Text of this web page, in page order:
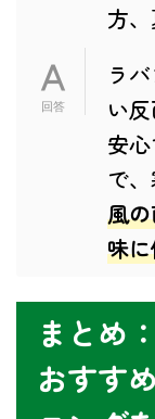
方
ラ
い
安
で
風
味
まとめ
おすす